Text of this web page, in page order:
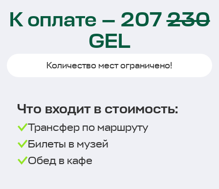
Любим не только историю,
Хотите с нами, но
не можете в эту